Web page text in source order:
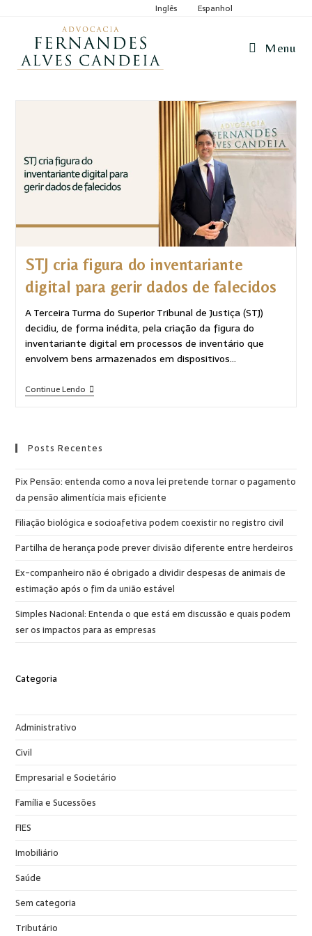
Inglês Espanhol
Menu
STJ cria figura do inventariante
digital para gerir dados de falecidos
A Terceira Turma do Superior Tribunal de Justiça (STJ)
decidiu, de forma inédita, pela criação da figura do
inventariante digital em processos de inventário que
envolvem bens armazenados em dispositivos…
Continue Lendo
Posts Recentes
Pix Pensão: entenda como a nova lei pretende tornar o pagamento
da pensão alimentícia mais eficiente
Filiação biológica e socioafetiva podem coexistir no registro civil
Partilha de herança pode prever divisão diferente entre herdeiros
Ex-companheiro não é obrigado a dividir despesas de animais de
estimação após o fim da união estável
Simples Nacional: Entenda o que está em discussão e quais podem
ser os impactos para as empresas
Categoria
Administrativo
Civil
Empresarial e Societário
Família e Sucessões
FIES
Imobiliário
Saúde
Sem categoria
Tributário